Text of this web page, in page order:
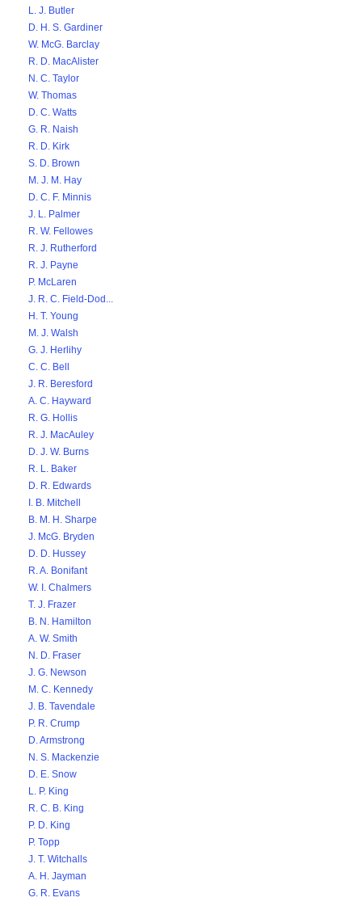
L. J. Butler
D. H. S. Gardiner
W. McG. Barclay
R. D. MacAlister
N. C. Taylor
W. Thomas
D. C. Watts
G. R. Naish
R. D. Kirk
S. D. Brown
M. J. M. Hay
D. C. F. Minnis
J. L. Palmer
R. W. Fellowes
R. J. Rutherford
R. J. Payne
P. McLaren
J. R. C. Field-Dod...
H. T. Young
M. J. Walsh
G. J. Herlihy
C. C. Bell
J. R. Beresford
A. C. Hayward
R. G. Hollis
R. J. MacAuley
D. J. W. Burns
R. L. Baker
D. R. Edwards
I. B. Mitchell
B. M. H. Sharpe
J. McG. Bryden
D. D. Hussey
R. A. Bonifant
W. I. Chalmers
T. J. Frazer
B. N. Hamilton
A. W. Smith
N. D. Fraser
J. G. Newson
M. C. Kennedy
J. B. Tavendale
P. R. Crump
D. Armstrong
N. S. Mackenzie
D. E. Snow
L. P. King
R. C. B. King
P. D. King
P. Topp
J. T. Witchalls
A. H. Jayman
G. R. Evans